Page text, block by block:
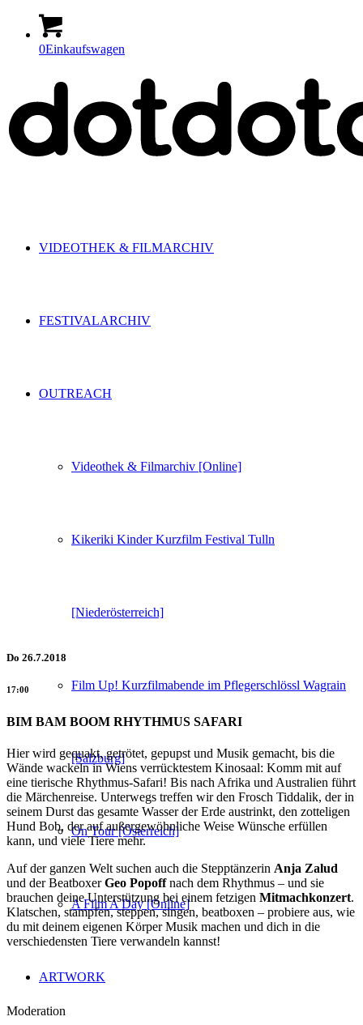
0Einkaufswagen
VIDEOTHEK & FILMARCHIV
FESTIVALARCHIV
OUTREACH
Videothek & Filmarchiv [Online]
Kikeriki Kinder Kurzfilm Festival Tulln
[Niederösterreich]
Film Up! Kurzfilmabende im Pflegerschlössl Wagrain
[Salzburg]
On Tour [Österreich]
A Film A Day [Online]
ARTWORK
Do 26.7.2018
17:00
BIM BAM BOOM RHYTHMUS SAFARI
Hier wird gequakt, getrötet, gepupst und Musik gemacht, bis die
Wände wackeln in Wiens verrücktestem Kinosaal: Komm mit auf
eine tierische Rhythmus-Safari! Bis nach Afrika und Australien führt
die Märchenreise. Unterwegs treffen wir den Frosch Tiddalik, der in
seinem Durst das gesamte Wasser der Erde austrinkt, den zotteligen
Hund Bob, der auf außergewöhnliche Weise Wünsche erfüllen
kann, und viele Tiere mehr.
Auf der ganzen Welt suchen auch die Stepptänzerin Anja Zalud
und der BeatboxerGeo Popoffnach dem Rhythmus – und sie
brauchen deine Unterstützung bei einem fetzigen Mitmachkonzert.
Klatschen, stampfen, steppen, singen, beatboxen – probiere aus, wie
du mit deinem eigenen Körper Musik machen und dich in die
verschiedensten Tiere verwandeln kannst!
Moderation